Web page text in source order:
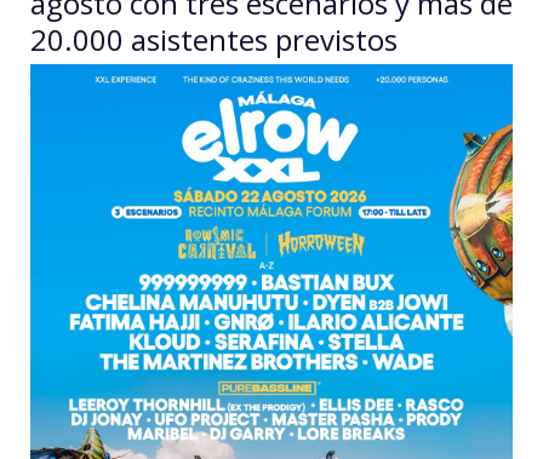
20.000 asistentes previstos